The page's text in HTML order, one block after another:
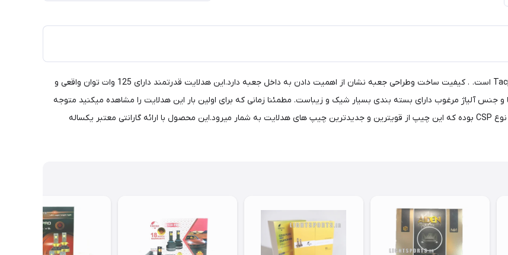
محصولی که در این صفحه مشاهده می کنید هدلایت Q125 تک پرو Tacpro است. . کیفیت ساخت وطراحی جعبه نشان از اهمیت دادن به داخل جعبه دارد.این هدلایت قدرتمند دارای 125 وات توان واقعی و
و جنس آلیاژ مرغوب دارای بسته بندی بسیار شیک و زیباست. مطمئنا زمانی که برای اولین بار این هدلایت را مشاهده میکنید متوجه
این زیبایی و مرغوبیت آن می شوید.چیپ هدلایت tacpro مدل Q125 از نوع CSP بوده که این چیپ از قویترین و جدیدترین چیپ های هدلایت به شمار میرود.این محصول با ارائه گارانتی معتبر یکساله